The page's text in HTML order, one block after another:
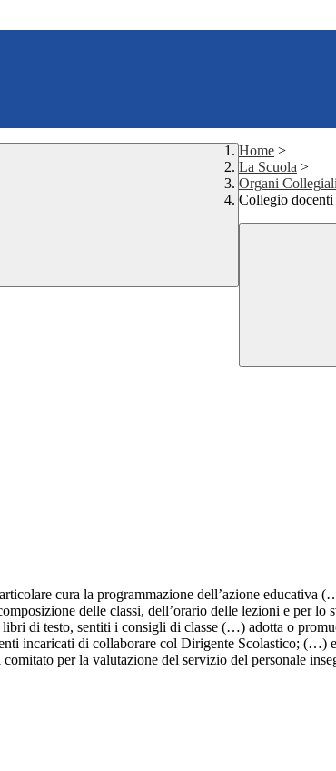
Home >
La Scuola >
Organi Collegiali
Collegio docenti
cura la programmazione dell’azione educativa
delle classi, dell’orario delle lezioni e per
di testo, sentiti i consigli di classe (…) adotta o
di collaborare col Dirigente Scolastico; (…)
per la valutazione del servizio del personale